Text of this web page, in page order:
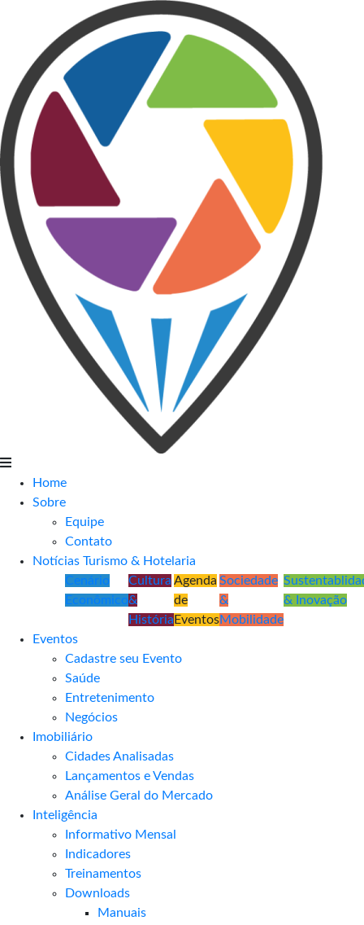
Home
Sobre
Equipe
Contato
Notícias Turismo & Hotelaria
Cenário
Econômico
Cultura
&
História
Agenda
de
Eventos
Sociedade
&
Mobilidade
& Inovação
Eventos
Cadastre seu Evento
Saúde
Entretenimento
Negócios
Imobiliário
Cidades Analisadas
Lançamentos e Vendas
Análise Geral do Mercado
Inteligência
Informativo Mensal​
Indicadores
Treinamentos
Downloads
Manuais